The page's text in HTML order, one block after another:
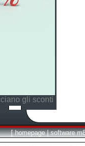
gli sconti
[ homepage | software